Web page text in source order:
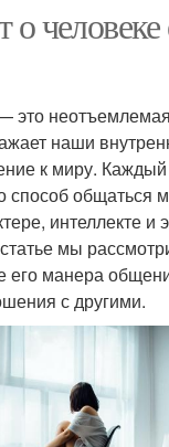
о
наши
к миру. Каждый
способ общаться
интеллекте
мы
его манера
с другими.